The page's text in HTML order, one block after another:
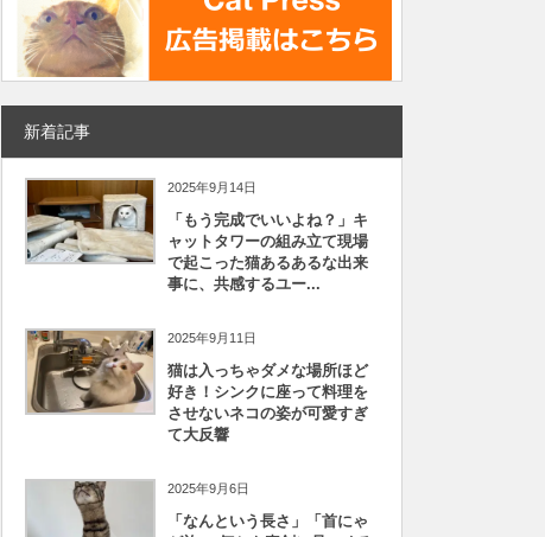
新着記事
2025年9月14日
「もう完成でいいよね？」キ
ャットタワーの組み立て現場
で起こった猫あるあるな出来
事に、共感するユー...
2025年9月11日
猫は入っちゃダメな場所ほど
好き！シンクに座って料理を
させないネコの姿が可愛すぎ
て大反響
2025年9月6日
「なんという長さ」「首にゃ